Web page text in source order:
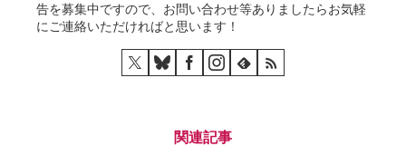
告を募集中ですので、お問い合わせ等ありましたらお気軽
にご連絡いただければと思います！
関連記事